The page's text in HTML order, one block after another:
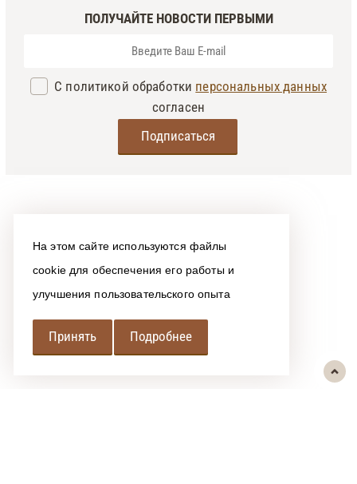
На этом сайте используются файлы
cookie для обеспечения его работы и
улучшения пользовательского опыта
Принять Подробнее
ПОЛУЧАЙТЕ НОВОСТИ ПЕРВЫМИ
С политикой обработки персональных данных
согласен